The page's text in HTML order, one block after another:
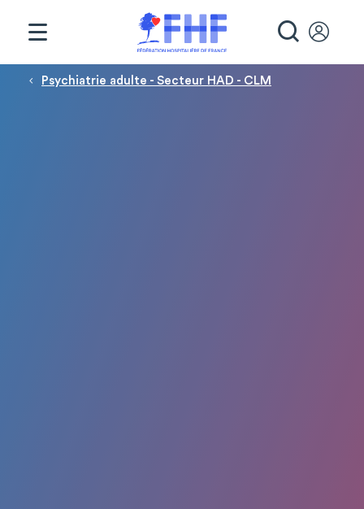
Fil d'Ariane
Psychiatrie adulte - Secteur HAD - CLM
Panneau de gestion des cookies